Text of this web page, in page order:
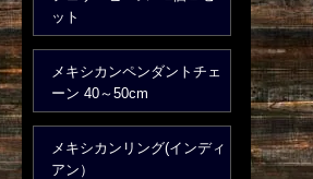
ット
メキシカンペンダントチェ
ーン 40～50cm
メキシカンリング(インディ
アン）